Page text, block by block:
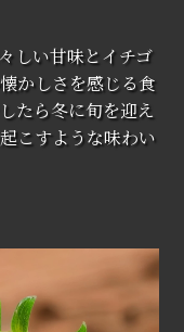
しい甘味とイチゴ
かしさを感じる食
たら冬に旬を迎え
こすような味わい